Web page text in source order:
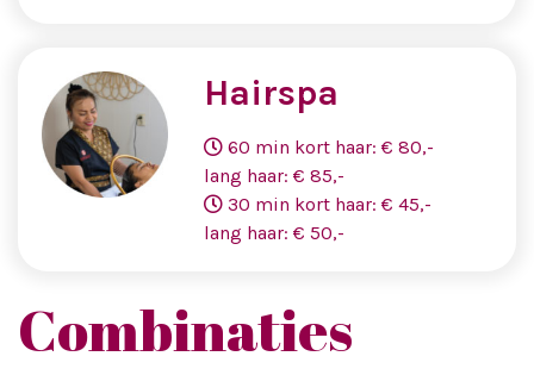
Hairspa
60 min kort haar: € 80,-
lang haar: € 85,-
30 min kort haar: € 45,-
lang haar: € 50,-
Combinaties